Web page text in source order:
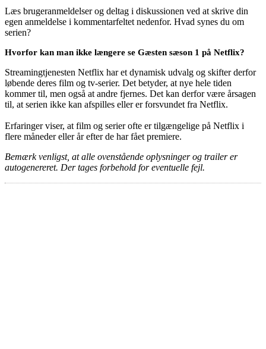
Læs brugeranmeldelser og deltag i diskussionen ved at skrive din
egen anmeldelse i kommentarfeltet nedenfor. Hvad synes du om
serien?
Hvorfor kan man ikke længere se Gæsten sæson 1 på Netflix?
Streamingtjenesten Netflix har et dynamisk udvalg og skifter derfor
løbende deres film og tv-serier. Det betyder, at nye hele tiden
kommer til, men også at andre fjernes. Det kan derfor være årsagen
til, at serien ikke kan afspilles eller er forsvundet fra Netflix.
Erfaringer viser, at film og serier ofte er tilgængelige på Netflix i
flere måneder eller år efter de har fået premiere.
Bemærk venligst, at alle ovenstående oplysninger og trailer er
autogenereret. Der tages forbehold for eventuelle fejl.